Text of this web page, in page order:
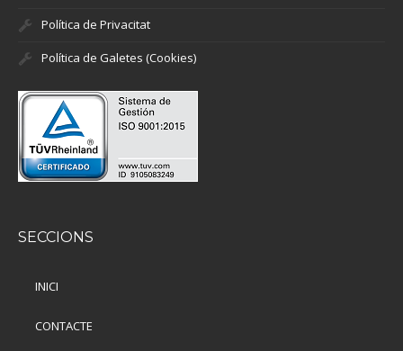
Política de Privacitat
Política de Galetes (Cookies)
SECCIONS
INICI
CONTACTE